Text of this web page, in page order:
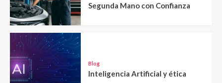
Segunda Mano con Confianza
Blog
Inteligencia Artificial y ética